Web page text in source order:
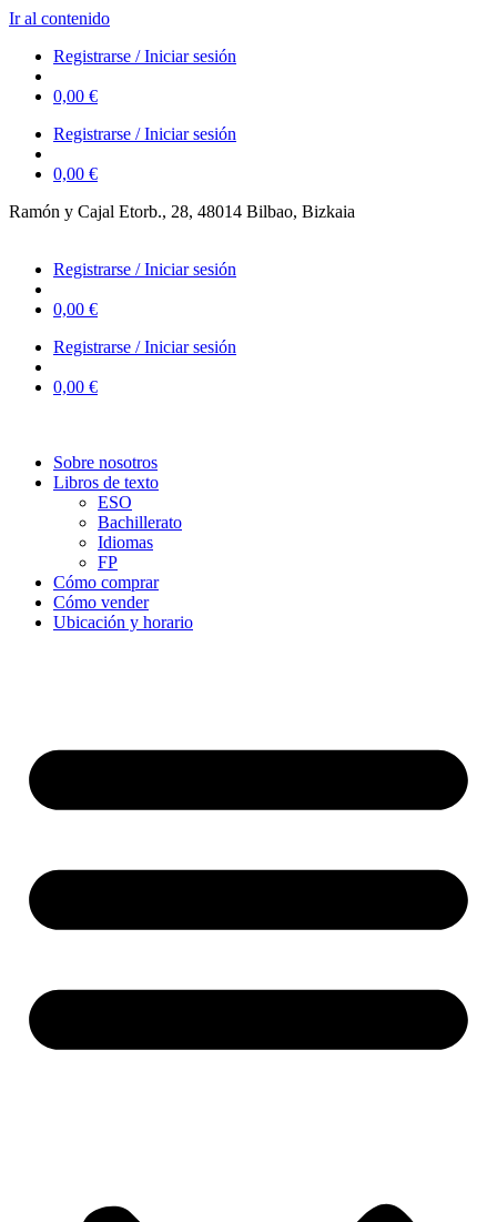
Ir al contenido
Registrarse / Iniciar sesión
0,00 €
Registrarse / Iniciar sesión
0,00 €
Ramón y Cajal Etorb., 28, 48014 Bilbao, Bizkaia
Registrarse / Iniciar sesión
0,00 €
Registrarse / Iniciar sesión
0,00 €
Sobre nosotros
Libros de texto
ESO
Bachillerato
Idiomas
FP
Cómo comprar
Cómo vender
Ubicación y horario